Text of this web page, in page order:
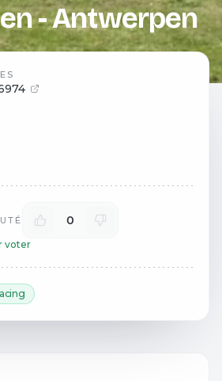
- Antwerpen
0
voter